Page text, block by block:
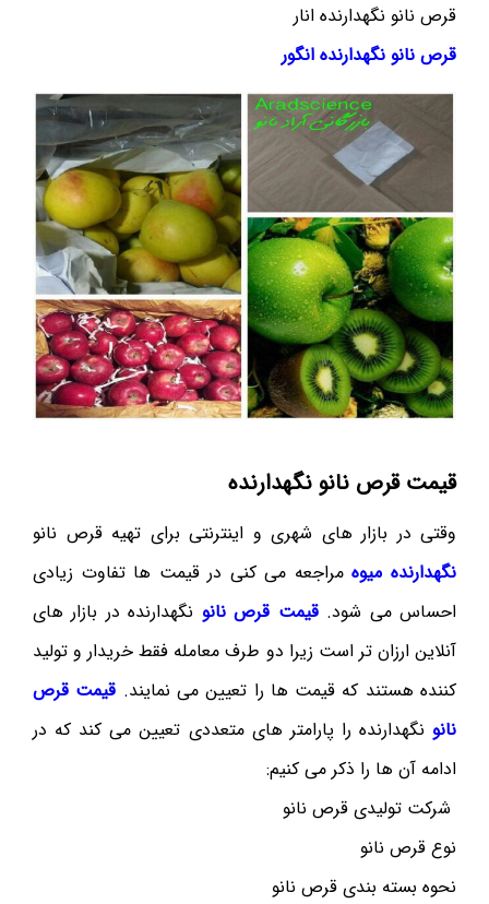
قرص نانو نگهدارنده انار
قرص نانو نگهدارنده انگور
قیمت قرص نانو نگهدارنده
وقتی در بازار های شهری و اینترنتی برای تهیه قرص نانو
نگهدارنده میوهمراجعه می کنی در قیمت ها تفاوت زیادی
احساس می شود.قیمت قرص نانو نگهدارنده در بازار های
آنلاین ارزان تر است زیرا دو طرف معامله فقط خریدار و تولید
کننده هستند که قیمت ها را تعیین می نمایند. قیمت قرص
نانو نگهدارنده را پارامتر های متعددی تعیین می کند که در
ادامه آن ها را ذکر می کنیم:
شرکت تولیدی قرص نانو
نوع قرص نانو
نحوه بسته بندی قرص نانو